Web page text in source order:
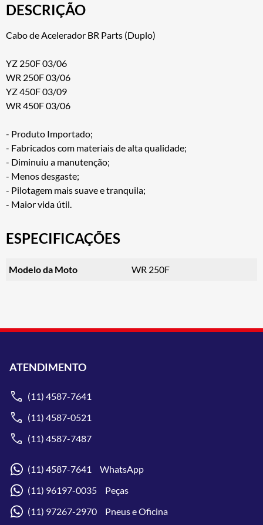
DESCRIÇÃO
Cabo de Acelerador BR Parts (Duplo)
YZ 250F 03/06
WR 250F 03/06
YZ 450F 03/09
WR 450F 03/06
- Produto Importado;
- Fabricados com materiais de alta qualidade;
- Diminuiu a manutenção;
- Menos desgaste;
- Pilotagem mais suave e tranquila;
- Maior vida útil.
ESPECIFICAÇÕES
Modelo da Moto WR 250F
ATENDIMENTO
(11) 4587-7641
(11) 4587-0521
(11) 4587-7487
(11) 4587-7641 WhatsApp
(11) 96197-0035 Peças
(11) 97267-2970 Pneus e Oficina